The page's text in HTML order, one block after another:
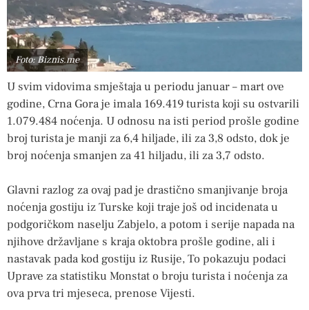
Foto: Biznis.me
U svim vidovima smještaja u periodu januar – mart ove
godine, Crna Gora je imala 169.419 turista koji su ostvarili
1.079.484 noćenja. U odnosu na isti period prošle godine
broj turista je manji za 6,4 hiljade, ili za 3,8 odsto, dok je
broj noćenja smanjen za 41 hiljadu, ili za 3,7 odsto.
Glavni razlog za ovaj pad je drastično smanjivanje broja
noćenja gostiju iz Turske koji traje još od incidenata u
podgoričkom naselju Zabjelo, a potom i serije napada na
njihove državljane s kraja oktobra prošle godine, ali i
nastavak pada kod gostiju iz Rusije, To pokazuju podaci
Uprave za statistiku Monstat o broju turista i noćenja za
ova prva tri mjeseca, prenose Vijesti.